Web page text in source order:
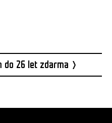
do 26 let zdarma